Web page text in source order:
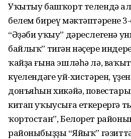
Уҡытыу башҡорт телендә
белем биреү мәктәптәренең
“Әҙәби уҡыу” дәреслегенә
байлыҡ” тигән нәҫере
ҡайҙа ғына эшләһә лә,
күңелендәге уй-хис­тәрен,
донъяһын хикәйә,
китап уҡыусыға еткерергә
ҡортостан”, Белорет
районыбыҙҙың “Яйыҡ”